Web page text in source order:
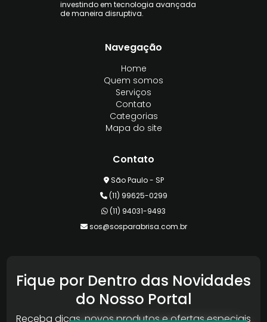
investindo em tecnologia avançada
de maneira disruptiva.
Navegação
Home
Quem somos
Serviços
Contato
Categorias
Mapa do site
Contato
São Paulo - SP
(11) 99625-0299
(11) 94031-9493
sos@sosparabrisa.com.br
Fique por Dentro das Novidades
do Nosso Portal
Receba dicas, novos produtos e ofertas especiais